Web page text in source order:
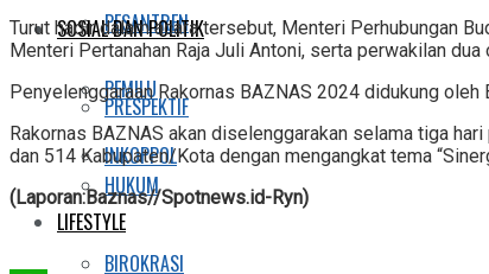
PESANTREN
PEMILU
INKOPPOL
LIFESTYLE
SOSIAL DAN POLITIK
PRESPEKTIF
HUKUM
BIROKRASI
Turut hadir dalam acara tersebut, Menteri Perhubungan
Menteri Pertanahan Raja Juli Antoni, serta perwakilan
Penyelenggaraan Rakornas BAZNAS 2024 didukung
Rakornas BAZNAS akan diselenggarakan selama tiga
dan 514 Kabupaten/Kota dengan mengangkat tema
(Laporan:Baznas//Spotnews.id-Ryn)